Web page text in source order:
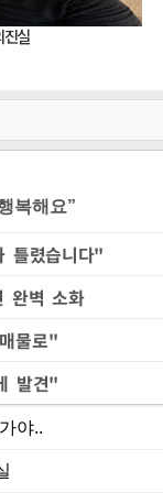
틀렸습니다"
완벽 소화
물로"
발견"